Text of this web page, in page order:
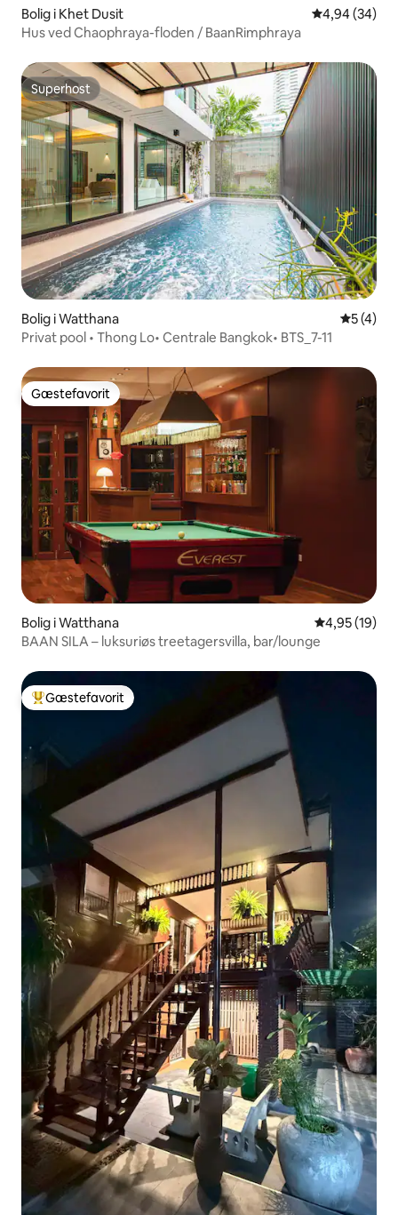
Bolig i Khet Dusit 4,94 ud af 5 i
4,94 (34)
Hus ved Chaophraya-floden / BaanRimphraya
Superhost
Superhost
Bolig i Watthana 5 ud af 5
5 (4)
Privat pool • Thong Lo• Centrale Bangkok• BTS_7-11
Gæstefavorit
Gæstefavorit
Bolig i Watthana 4,95 ud af 5
4,95 (19)
BAAN SILA – luksuriøs treetagersvilla, bar/lounge
Bedste gæstefavorit
Gæstefavorit